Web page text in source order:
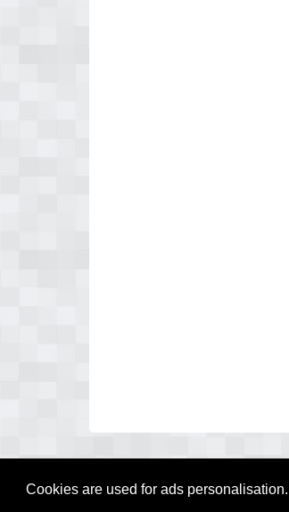
Cookies are used for ads personalisation.